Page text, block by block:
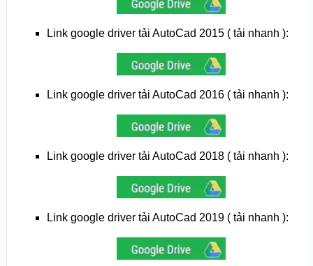
Link google driver tải AutoCad 2015 ( tải nhanh ):
Link google driver tải AutoCad 2016 ( tải nhanh ):
Link google driver tải AutoCad 2018 ( tải nhanh ):
Link google driver tải AutoCad 2019 ( tải nhanh ):